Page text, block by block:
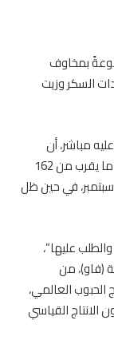
بمخاوف
السكر وزيت
مباشر، أن
متوسط مؤشر منظمة “فاو” لأسعار الغذاء سجل ما يقرب من 162
مستواه في سبتمبر، في حين ظل
عليها”،
(فاو)، من
2015 بالنسبة لإنتاج الحبوب العالمي،
بكمية 2.53 مليار طن، أي 1.1% دون الانتاج القياسي